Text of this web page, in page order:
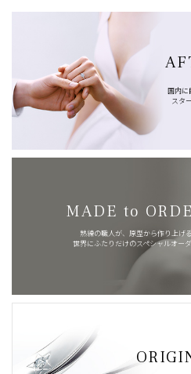
国内に
スタ
MADE to
熟練の職人が、原型から作り上げる
世界にふたりだけのスペシャルオー